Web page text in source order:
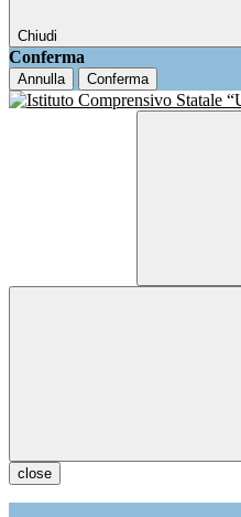
Chiudi
Conferma
Annulla Conferma
close